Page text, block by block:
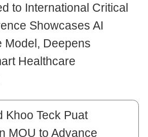
to International Critical
Showcases AI
Model, Deepens
Healthcare